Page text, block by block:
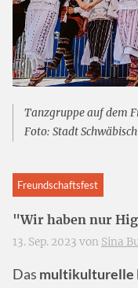
Tanzgruppe auf dem
Foto: Stadt
Freundschaftsfest
"Wir haben nur
13. Sep. 2023 von Sina
Das multikulturelle